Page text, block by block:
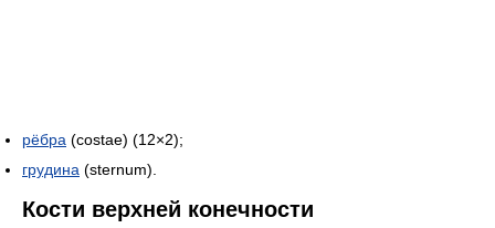
рёбра (costae) (12×2);
грудина (sternum).
Кости верхней конечности